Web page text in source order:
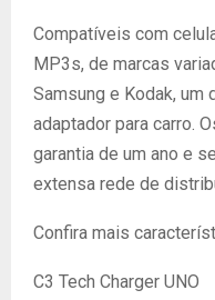
Compatíveis com
MP3s, de marcas
Samsung e Kodak, um
adaptador para carro.
garantia de um ano e
extensa rede de
Confira mais
C3 Tech Charger UNO